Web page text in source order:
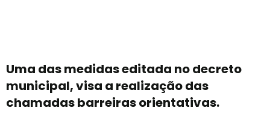
Uma das medidas editada no decreto
municipal, visa a realização das
chamadas barreiras orientativas.